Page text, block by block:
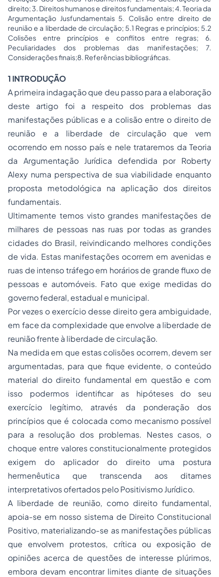
direito; 3. Direitos humanos e direitos fundamentais; 4. Teoria da
Argumentação Jusfundamentais 5. Colisão entre direito de
reunião e a liberdade de circulação; 5.1 Regras e princípios; 5.2
Colisões entre princípios e conflitos entre regras; 6.
Peculiaridades dos problemas das manifestações; 7.
Considerações finais;8. Referências bibliográficas.
1 INTRODUÇÃO
A primeira indagação que deu passo para a elaboração
deste artigo foi a respeito dos problemas das
manifestações públicas e a colisão entre o direito de
reunião e a liberdade de circulação que vem
ocorrendo em nosso país e nele trataremos da Teoria
da Argumentação Jurídica defendida por Roberty
Alexy numa perspectiva de sua viabilidade enquanto
proposta metodológica na aplicação dos direitos
fundamentais.
Ultimamente temos visto grandes manifestações de
milhares de pessoas nas ruas por todas as grandes
cidades do Brasil, reivindicando melhores condições
de vida. Estas manifestações ocorrem em avenidas e
ruas de intenso tráfego em horários de grande fluxo de
pessoas e automóveis. Fato que exige medidas do
governo federal, estadual e municipal.
Por vezes o exercício desse direito gera ambiguidade,
em face da complexidade que envolve a liberdade de
reunião frente à liberdade de circulação.
Na medida em que estas colisões ocorrem, devem ser
argumentadas, para que fique evidente, o conteúdo
material do direito fundamental em questão e com
isso podermos identificar as hipóteses do seu
exercício legítimo, através da ponderação dos
princípios que é colocada como mecanismo possível
para a resolução dos problemas. Nestes casos, o
choque entre valores constitucionalmente protegidos
exigem do aplicador do direito uma postura
hermenêutica que transcenda aos ditames
interpretativos ofertados peloPositivismoJurídico.
A liberdade de reunião, como direito fundamental,
apoia-se em nosso sistema de Direito Constitucional
Positivo, materializando-se as manifestações públicas
que envolvem protestos, crítica ou exposição de
opiniões acerca de questões de interesse plúrimos,
embora devam encontrar limites diante de situações